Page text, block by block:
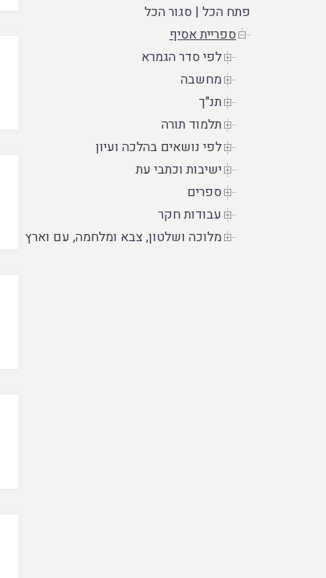
פתח הכל |סגור הכל
ספריית אסיף
לפי סדר הגמרא
מחשבה
תנ"ך
תלמוד תורה
לפי נושאים בהלכה ועיון
ישיבות וכתבי עת
ספרים
עבודות חקר
מלוכה ושלטון, צבא ומלחמה, עם וארץ